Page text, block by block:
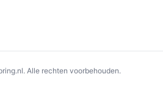
welke stof en
(fluweel wordt genoemd,
Bekijk op bol.com
Alle rechten voorbehouden.